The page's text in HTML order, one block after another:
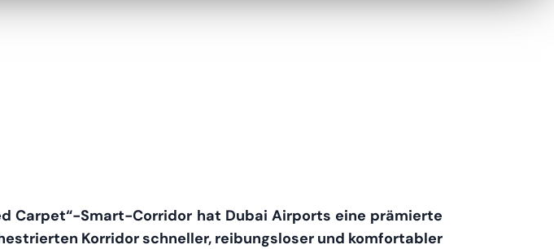
Carpet“-Smart-Corridor hat Dubai Airports eine prämierte
Korridor schneller, reibungsloser und komfortabler